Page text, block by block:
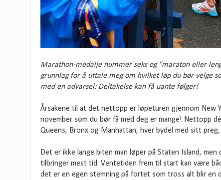
Marathon-medalje nummer seks og "maraton eller
grunnlag for å uttale meg om hvilket løp du bør velge
med en advarsel: Deltakelse kan få uante følger!
Årsakene til at det nettopp er løpeturen gjennom New
november som du bør få med deg er mange! Nettopp
Queens, Bronx og Manhattan, hver bydel med sitt preg,
Det er ikke lange biten man løper på Staten Island,
tilbringer mest tid. Ventetiden frem til start kan være
det er en egen stemning på fortet som tross alt blir en